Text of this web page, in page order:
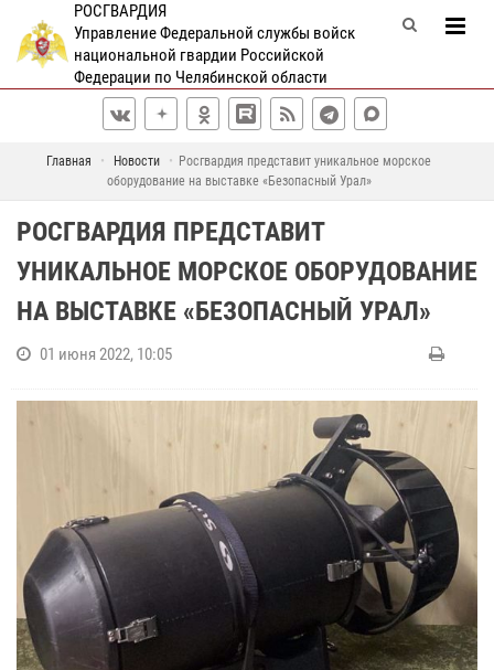
РОСГВАРДИЯ
Управление Федеральной службы войск
национальной гвардии Российской
Федерации по Челябинской области
Главная Новости
Росгвардия представит уникальное морское
оборудование на выставке «Безопасный Урал»
РОСГВАРДИЯ ПРЕДСТАВИТ
УНИКАЛЬНОЕ МОРСКОЕ ОБОРУДОВАНИЕ
НА ВЫСТАВКЕ «БЕЗОПАСНЫЙ УРАЛ»
01 июня 2022, 10:05